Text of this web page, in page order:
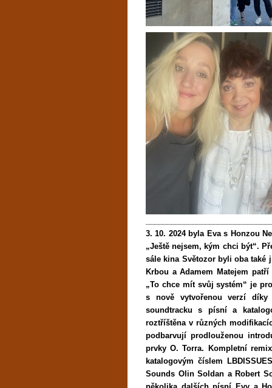
3. 10. 2024 byla Eva s Honzou
„Ještě nejsem, kým chci být“.
sále kina Světozor byli oba také
Krbou a Adamem Matejem
„To chce mít svůj systém“ je
s nově vytvořenou verzí díky
soundtracku s písní a
roztříštěna v různých
podbarvují prodlouženou
prvky O. Torra. Kompletní
katalogovým číslem
Sounds Olin Soldan a Robert